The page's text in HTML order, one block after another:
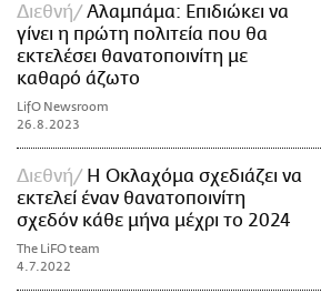
Διεθνή
Αλαμπάμα: Επιδιώκει να
γίνει η πρώτη πολιτεία που θα
εκτελέσει θανατοποινίτη με
καθαρό άζωτο
LifO Newsroom
26.8.2023
Διεθνή
Η Οκλαχόμα σχεδιάζει να
εκτελεί έναν θανατοποινίτη
σχεδόν κάθε μήνα μέχρι το 2024
The LiFO team
4.7.2022